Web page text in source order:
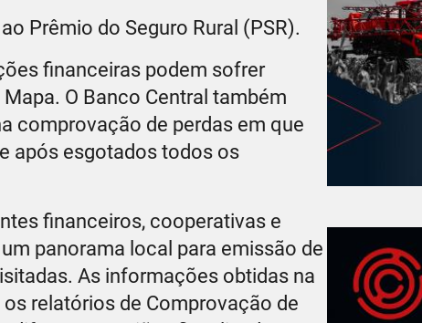
Prêmio do Seguro Rural (PSR).
financeiras podem sofrer
O Banco Central também
comprovação de perdas em que
após esgotados todos os
financeiros, cooperativas e
panorama local para emissão de
As informações obtidas na
relatórios de Comprovação de